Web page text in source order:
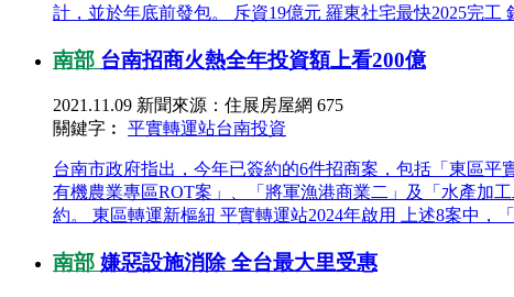
計，並於年底前發包。 斥資19億元 羅東社宅最快2025完工
南部 台南招商火熱全年投資額上看200億
2021.11.09 新聞來源：住展房屋網 675
關鍵字︰ 平實轉運站台南投資
台南市政府指出，今年已簽約的6件招商案，包括「東區
有機農業專區ROT案」、「將軍漁港商業二」及「水產加
約。 東區轉運新樞紐 平實轉運站2024年啟用 上述8案中，
南部 嫌惡設施消除 全台最大里受惠